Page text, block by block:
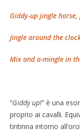
Giddy-up jingle
Jingle around the
Mix and a-mingle in
“Giddy up!” è una
proprio ai cavalli.
tintinna intorno